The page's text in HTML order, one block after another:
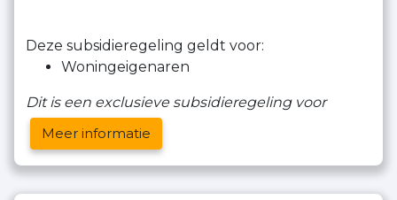
Deze subsidieregeling geldt voor:
Woningeigenaren
Dit is een exclusieve subsidieregeling voor
Meer informatie